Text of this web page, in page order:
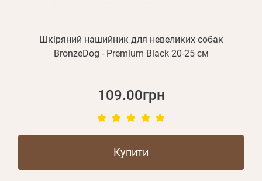
Шкіряний нашийник для невеликих собак
BronzeDog - Premium Black 20-25 см
109.00грн
Купити